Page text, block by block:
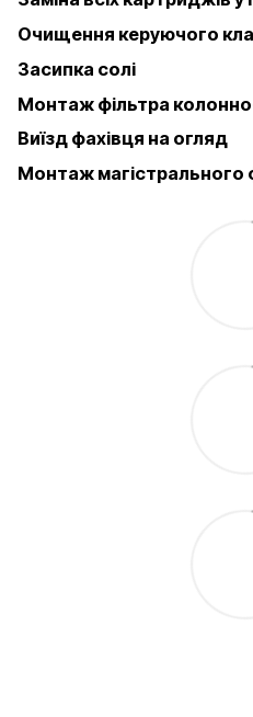
Очищення керуючого
Засипка солі
Монтаж фільтра
Виїзд фахівця на огляд
Монтаж магістрального